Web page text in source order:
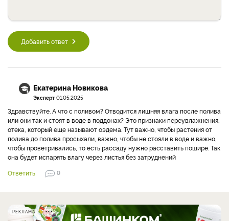
Добавить ответ
Екатерина Новикова
Эксперт 01.05.2025
Здравствуйте. А что с поливом? Отводится лишняя влага после полива
или они так и стоят в воде в поддонах? Это признаки переувлажнения,
отека, который еще называют оэдема. Тут важно, чтобы растения от
полива до полива просыхали, важно, чтобы не стояли в воде и важно,
чтобы проветривались, то есть рассаду нужно расставить пошире. Так
она будет испарять влагу через листья без затруднений
Ответить
0
РЕКЛАМА